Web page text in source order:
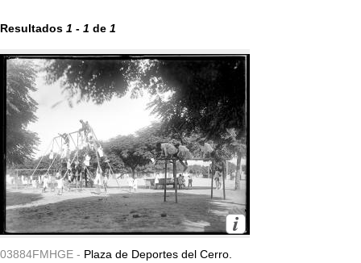
Resultados 1 - 1 de 1
03884FMHGE - Plaza de Deportes del Cerro.